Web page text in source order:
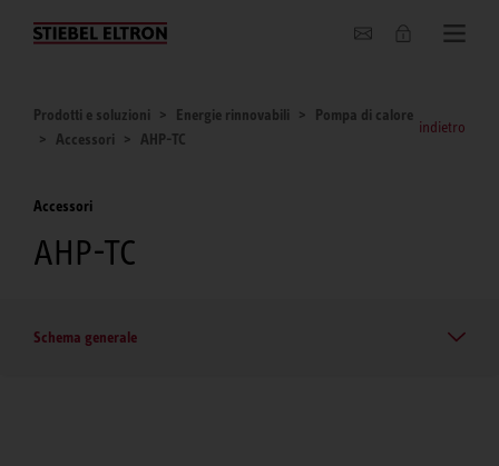
Chi siamo
Prodotti e soluzioni Energie rinnovabili
Pompa di calore
Accessori
AHP-TC
indietro
Accessori
AHP-TC
Schema generale